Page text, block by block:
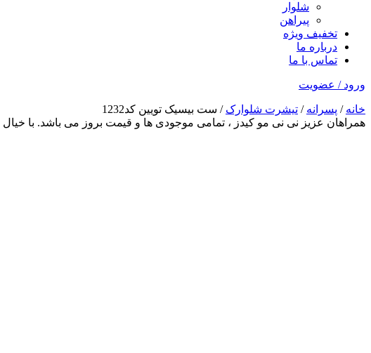
شلوار
پیراهن
تخفیف ویژه
درباره ما
تماس با ما
ورود / عضویت
خانه / پسرانه / تیشرت شلوارک / ست بیسیک تویین کد1232
همراهان عزیز نی نی مو کیدز ، تمامی موجودی ها و قیمت بروز می باشد. با